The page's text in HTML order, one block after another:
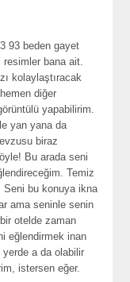
93 beden gayet
resimler bana ait.
kolaylaştıracak
diğer
yapabilirim.
yan yana da
biraz
Bu arada seni
Temiz
Seni bu konuya ikna
ama seninle senin
otelde zaman
eğlendirmek inan
a da olabilir
istersen eğer.